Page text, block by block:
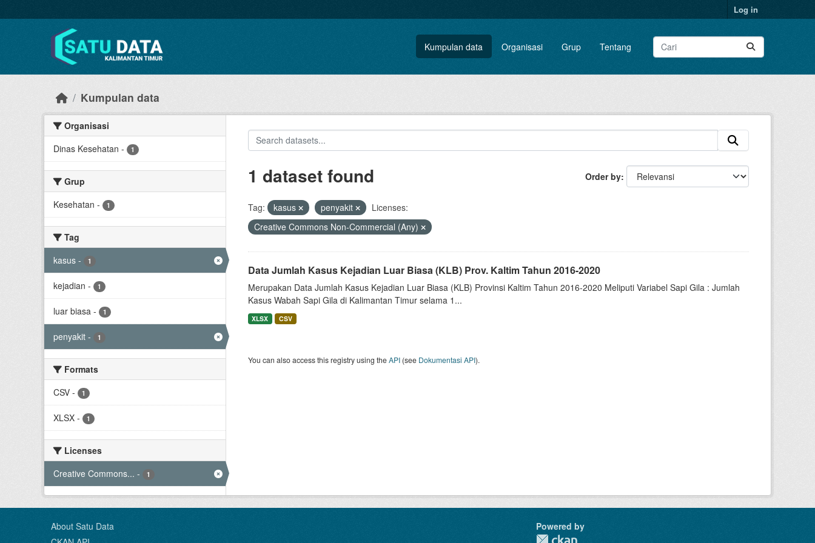
Log in
Kumpulan data Organisasi Grup Tentang
Kumpulan data
Organisasi
Dinas Kesehatan - 1
Grup
Kesehatan - 1
Tag
kasus - 1
kejadian - 1
luar biasa - 1
penyakit - 1
Formats
CSV - 1
XLSX - 1
Licenses
Creative Commons... - 1
Order by
1 dataset found
Tag: kasus penyakit
Licenses:
Creative Commons Non-Commercial (Any)
Data Jumlah Kasus Kejadian Luar Biasa (KLB) Prov. Kaltim Tahun 2016-2020
Merupakan Data Jumlah Kasus Kejadian Luar Biasa (KLB) Provinsi Kaltim Tahun 2016-2020 Meliputi Variabel Sapi Gila : Jumlah
Kasus Wabah Sapi Gila di Kalimantan Timur selama 1...
XLSX CSV
You can also access this registry using theAPI(see Dokumentasi API).
About Satu Data
Powered by